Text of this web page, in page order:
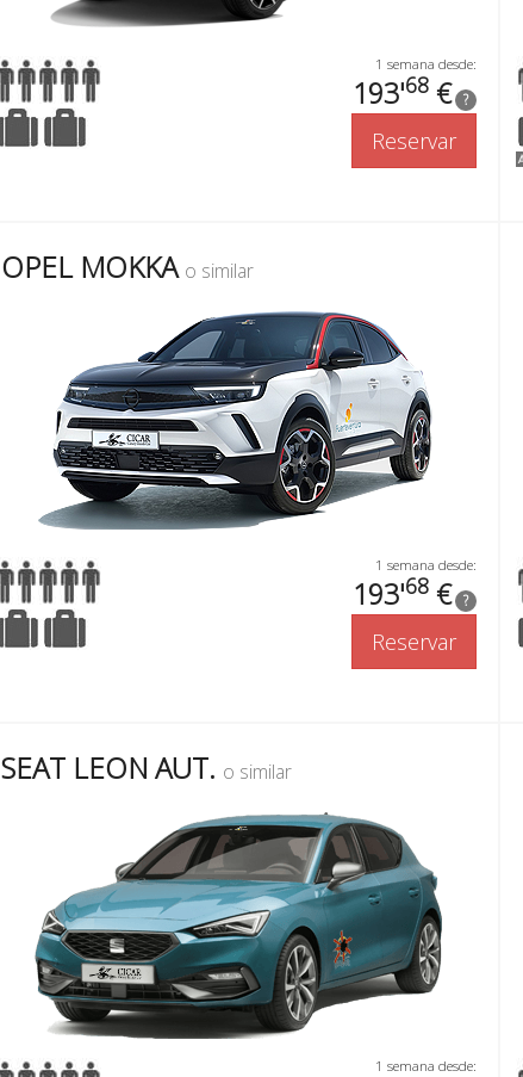
1 semana desde:
193'68 € ?
Reservar
OPEL MOKKA o similar
1 semana desde:
193'68 € ?
Reservar
SEAT LEON AUT. o similar
1 semana desde: